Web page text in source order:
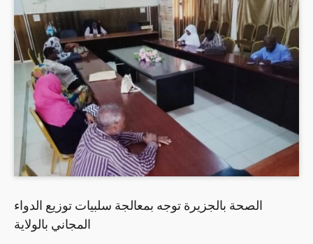
الصحة بالجزيرة توجه بمعالجة سلبيات توزيع الدواء
المجاني بالولاية